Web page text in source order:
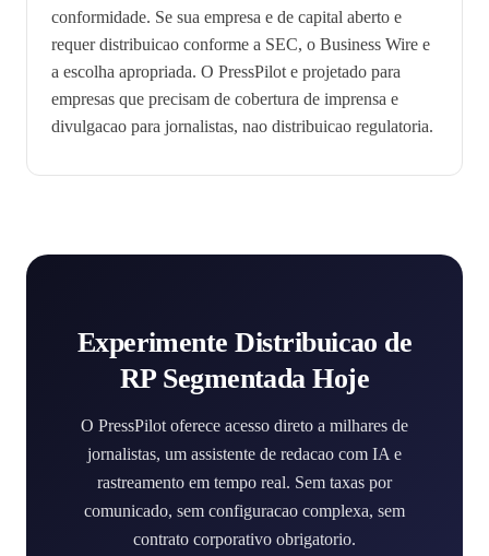
conformidade. Se sua empresa e de capital aberto e
requer distribuicao conforme a SEC, o Business Wire e
a escolha apropriada. O PressPilot e projetado para
empresas que precisam de cobertura de imprensa e
divulgacao para jornalistas, nao distribuicao regulatoria.
Experimente Distribuicao de
RP Segmentada Hoje
O PressPilot oferece acesso direto a milhares de
jornalistas, um assistente de redacao com IA e
rastreamento em tempo real. Sem taxas por
comunicado, sem configuracao complexa, sem
contrato corporativo obrigatorio.